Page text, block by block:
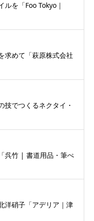
ルを「Foo Tokyo｜
求めて「萩原株式会社
技でつくるネクタイ・
呉竹 | 書道用品・筆ぺ
洋硝子「アデリア｜津